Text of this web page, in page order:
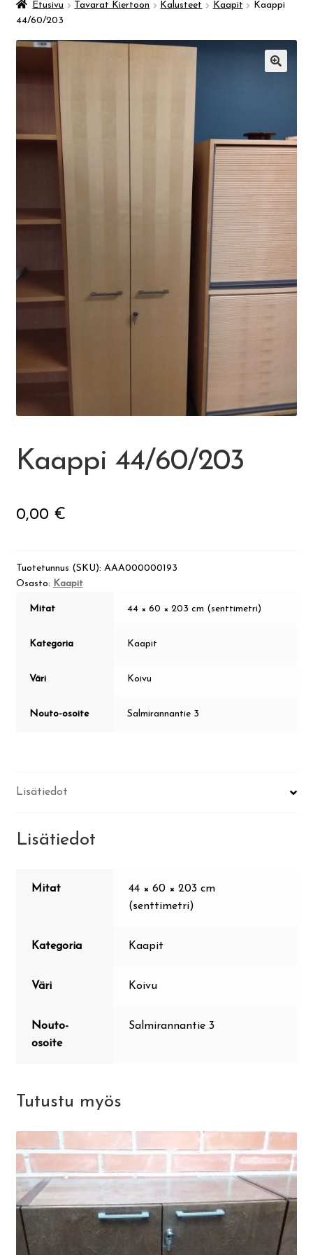
Taidemuseo & Ratamo
Suomen käsityön museo
Skeittihalli
Varhaiskasvatus
Ateria- ja välipalamaksut
Mämminiemi
Kirjasto
Visit Jyvaskyla Region
Valon Kaupunki
Ohje
English
Etusivu Tavarat Kiertoon Kalusteet Kaapit
Kaappi
44/60/203
Kaappi 44/60/203
0,00 €
Tuotetunnus (SKU): AAA000000193
Osasto: Kaapit
Mitat 44 × 60 × 203 cm (senttimetri)
Kategoria Kaapit
Väri Koivu
Nouto-osoite Salmirannantie 3
Lisätiedot
Lisätiedot
Mitat
44 × 60 × 203 cm
(senttimetri)
Kategoria Kaapit
Väri Koivu
Nouto-
osoite
Salmirannantie 3
Tutustu myös